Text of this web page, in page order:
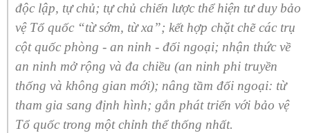
độc lập, tự chủ; tự chủ chiến lược thể hiện tư duy bảo
vệ Tổ quốc “từ sớm, từ xa”; kết hợp chặt chẽ các trụ
cột quốc phòng - an ninh - đối ngoại; nhận thức về
an ninh mở rộng và đa chiều (an ninh phi truyền
thống và không gian mới); nâng tầm đối ngoại: từ
tham gia sang định hình; gắn phát triển với bảo vệ
Tổ quốc trong một chỉnh thể thống nhất.